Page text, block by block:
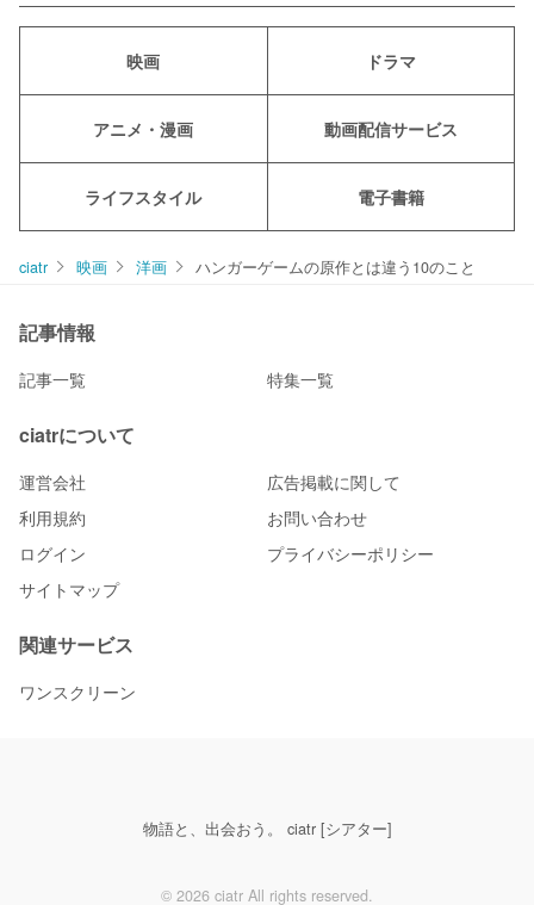
映画 ドラマ
アニメ・漫画 動画配信サービス
ライフスタイル 電子書籍
ciatr 映画 洋画 ハンガーゲームの原作とは違う10のこと
記事情報
記事一覧 特集一覧
ciatrについて
運営会社
広告掲載に関して
利用規約
お問い合わせ
ログイン
プライバシーポリシー
サイトマップ
関連サービス
ワンスクリーン
物語と、出会おう。 ciatr [シアター]
© 2026 ciatr All rights reserved.